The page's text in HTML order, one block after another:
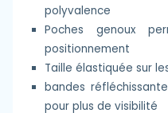
polyvalence
Poches genoux
positionnement
Taille élastiquée sur
bandes
pour plus de visibilité